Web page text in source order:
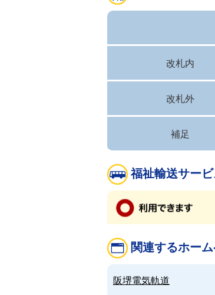
改札内
改札外
補足
福祉輸送サー
関連するホー
阪堺電気軌道